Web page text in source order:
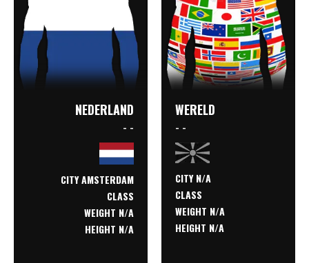
NEDERLAND
- -
CITY AMSTERDAM
CLASS
WEIGHT N/A
HEIGHT N/A
WERELD
- -
CITY N/A
CLASS
WEIGHT N/A
HEIGHT N/A